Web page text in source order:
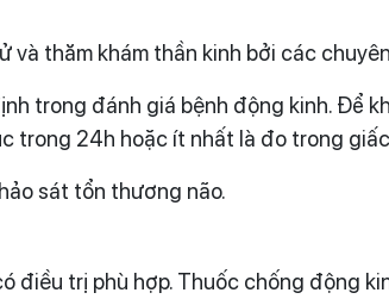
thăm khám thần kinh bởi các
trong đánh giá bệnh động kinh. Để
trong 24h hoặc ít nhất là đo trong
sát tổn thương não.
điều trị phù hợp. Thuốc chống động